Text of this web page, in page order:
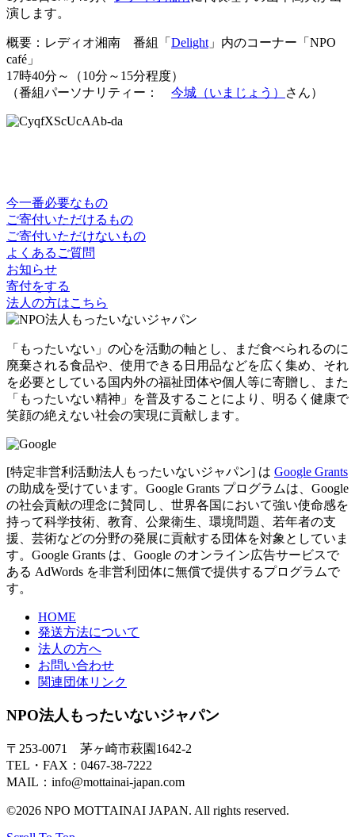
演します。
概要：レディオ湘南 番組「 Delight 」内のコーナー「NPO
café」
17時40分～（10分～15分程度）
（番組パーソナリティー： 今城（いまじょう） さん）
今一番必要なもの
ご寄付いただけるもの
ご寄付いただけないもの
よくあるご質問
お知らせ
寄付をする
法人の方はこちら
「もったいない」の心を活動の軸とし、まだ食べられるのに
廃棄される食品や、使用できる日用品などを広く集め、それ
を必要としている国内外の福祉団体や個人等に寄贈し、また
「もったいない精神」を普及することにより、明るく健康で
笑顔の絶えない社会の実現に貢献します。
[特定非営利活動法人もったいないジャパン] は Google Grants
の助成を受けています。Google Grants プログラムは、Google
の社会貢献の理念に賛同し、世界各国において強い使命感を
持って科学技術、教育、公衆衛生、環境問題、若年者の支
援、芸術などの分野の発展に貢献する団体を対象としていま
す。Google Grants は、Google のオンライン広告サービスで
ある AdWords を非営利団体に無償で提供するプログラムで
す。
HOME
発送方法について
法人の方へ
お問い合わせ
関連団体リンク
NPO法人もったいないジャパン
〒253-0071 茅ヶ崎市萩園1642-2
TEL・FAX：0467-38-7222
MAIL：info@mottainai-japan.com
©2026 NPO MOTTAINAI JAPAN. All rights reserved.